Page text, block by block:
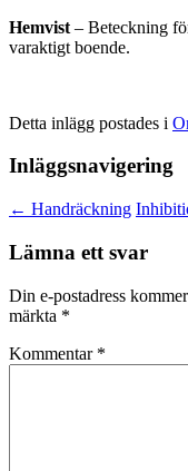
Hemvist – Beteckning
varaktigt boende.
Detta inlägg postades i
Inläggsnavigering
← Handräckning
Lämna ett svar
Din e-postadress
märkta *
Kommentar *